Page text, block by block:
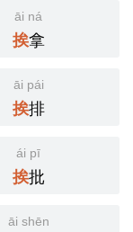
āi ná
挨拿
āi pái
挨排
ái pī
挨批
āi shēn